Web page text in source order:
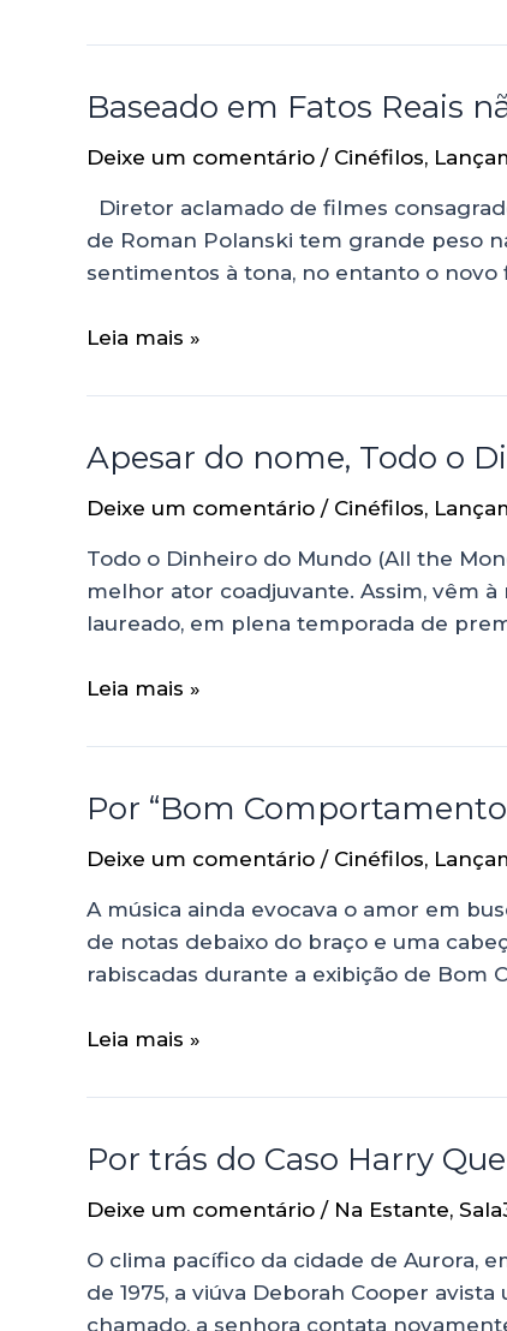
Baseado em Fatos Reais
Deixe um comentário / Cinéfilos,
Diretor aclamado de filmes
de Roman Polanski tem grande peso
sentimentos à tona, no entanto o
Leia mais »
Apesar do nome, Todo o
Deixe um comentário / Cinéfilos,
Todo o Dinheiro do Mundo (All the
melhor ator coadjuvante. Assim, vêm
laureado, em plena temporada de
Leia mais »
Por “Bom
Deixe um comentário / Cinéfilos,
A música ainda evocava o amor em
de notas debaixo do braço e uma
rabiscadas durante a exibição de Bom
Leia mais »
Por trás do Caso Harry
Deixe um comentário / Na Estante,
O clima pacífico da cidade de Aurora,
de 1975, a viúva Deborah Cooper
chamado, a senhora contata